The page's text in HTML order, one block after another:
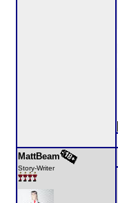
MattBeam
Story-Writer